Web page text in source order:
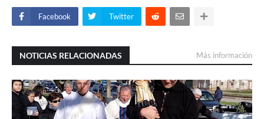
Facebook Twitter
NOTICIAS RELACIONADAS Más información